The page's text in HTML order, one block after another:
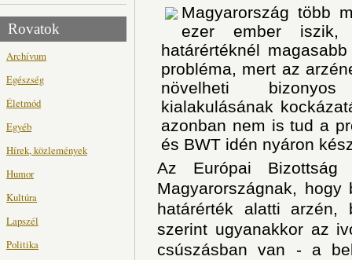
Rovatok
Archívum
Egészség
Életmód
Egyéb
Hírek, közlemények
Humor
Kultúra
Lapszél
Politika
Magyarország több
ezer ember
határértéknél
probléma, mert az
növelheti bizonyos
kialakulásának
azonban nem is tud a
és BWT idén nyáron
Az Európai Bizottság
Magyarországnak,
határérték alatti
szerint ugyanakkor az
csúszásban van - a